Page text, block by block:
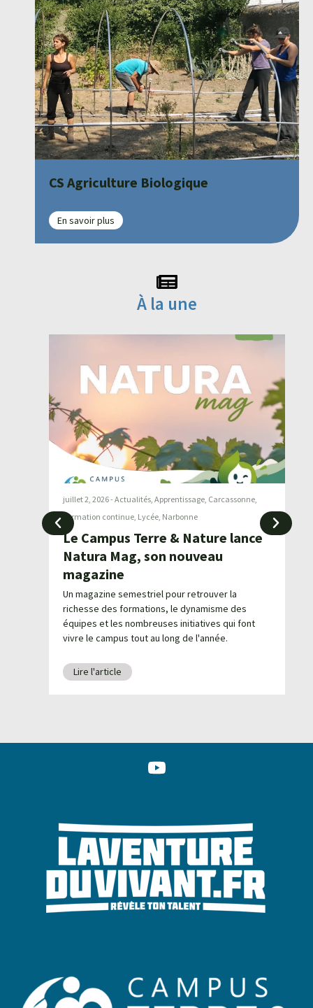
CS Agriculture Biologique
En savoir plus
À la une
juillet 2, 2026-Actualités, Apprentissage, Carcassonne,
Formation continue, Lycée, Narbonne
Le Campus Terre & Nature lance
Natura Mag, son nouveau
magazine
Un magazine semestriel pour retrouver la
richesse des formations, le dynamisme des
équipes et les nombreuses initiatives qui font
vivre le campus tout au long de l'année.
Lire l'article